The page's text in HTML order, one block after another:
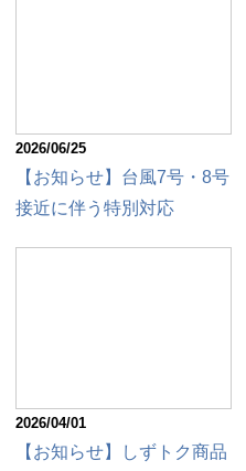
2026/06/25
【お知らせ】台風7号・8号
接近に伴う特別対応
2026/04/01
【お知らせ】しずトク商品